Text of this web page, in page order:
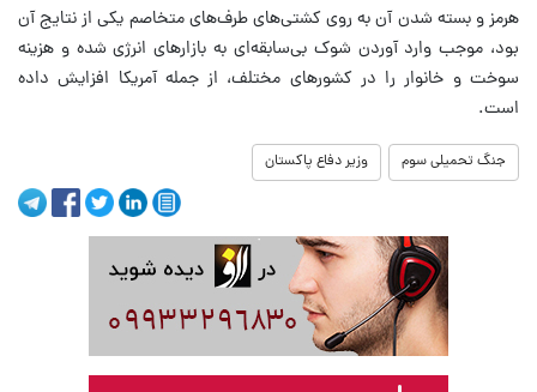
هرمز و بسته شدن آن به روی کشتی‌های طرف‌های متخاصم یکی از نتایج آن
بود، موجب وارد آوردن شوک بی‌سابقه‌ای به بازارهای انرژی شده و هزینه
سوخت و خانوار را در کشورهای مختلف، از جمله آمریکا افزایش داده
است.
جنگ تحمیلی سوم وزیر دفاع پاکستان